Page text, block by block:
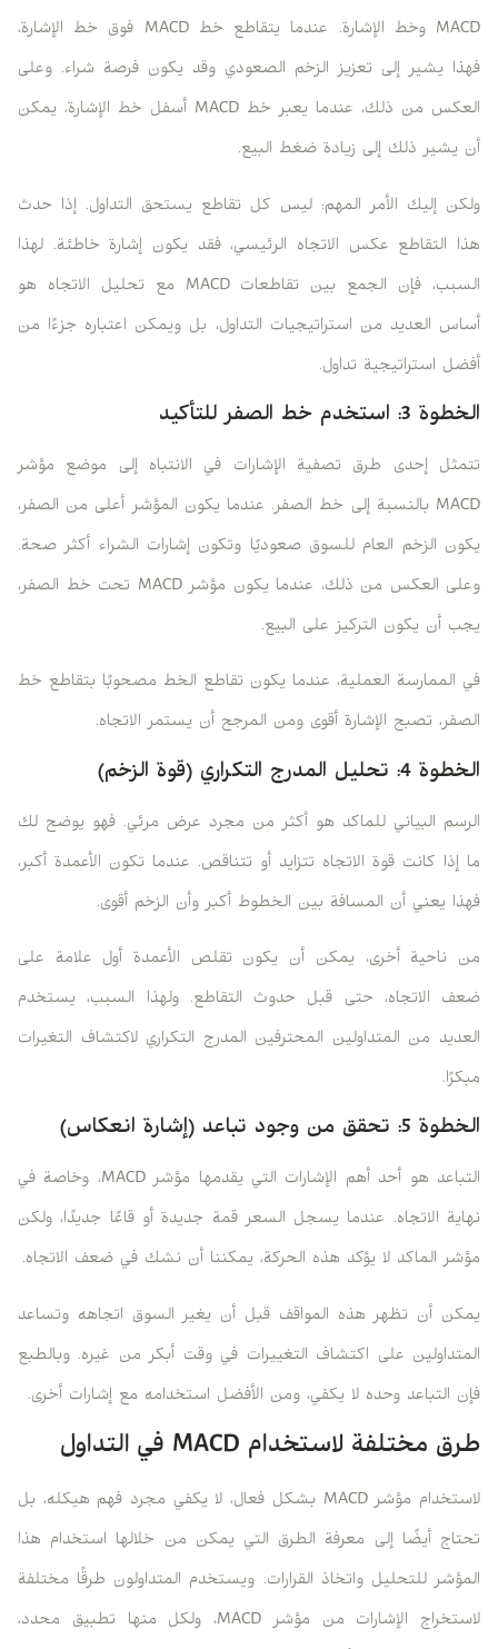
MACD وخط الإشارة. عندما يتقاطع خط MACD فوق خط الإشارة،
فهذا يشير إلى تعزيز الزخم الصعودي وقد يكون فرصة شراء. وعلى
العكس من ذلك، عندما يعبر خط MACD أسفل خط الإشارة، يمكن
أن يشير ذلك إلى زيادة ضغط البيع.
ولكن إليك الأمر المهم: ليس كل تقاطع يستحق التداول. إذا حدث
هذا التقاطع عكس الاتجاه الرئيسي، فقد يكون إشارة خاطئة. لهذا
السبب، فإن الجمع بين تقاطعات MACD مع تحليل الاتجاه هو
أساس العديد من استراتيجيات التداول، بل ويمكن اعتباره جزءًا من
أفضل استراتيجية تداول.
الخطوة 3: استخدم خط الصفر للتأكيد
تتمثل إحدى طرق تصفية الإشارات في الانتباه إلى موضع مؤشر
MACD بالنسبة إلى خط الصفر. عندما يكون المؤشر أعلى من الصفر،
يكون الزخم العام للسوق صعوديًا وتكون إشارات الشراء أكثر صحة.
وعلى العكس من ذلك، عندما يكون مؤشر MACD تحت خط الصفر،
يجب أن يكون التركيز على البيع.
في الممارسة العملية، عندما يكون تقاطع الخط مصحوبًا بتقاطع خط
الصفر، تصبح الإشارة أقوى ومن المرجح أن يستمر الاتجاه.
الخطوة 4: تحليل المدرج التكراري (قوة الزخم)
الرسم البياني للماكد هو أكثر من مجرد عرض مرئي. فهو يوضح لك
ما إذا كانت قوة الاتجاه تتزايد أو تتناقص. عندما تكون الأعمدة أكبر،
فهذا يعني أن المسافة بين الخطوط أكبر وأن الزخم أقوى.
من ناحية أخرى، يمكن أن يكون تقلص الأعمدة أول علامة على
ضعف الاتجاه، حتى قبل حدوث التقاطع. ولهذا السبب، يستخدم
العديد من المتداولين المحترفين المدرج التكراري لاكتشاف التغيرات
مبكرًا.
الخطوة 5: تحقق من وجود تباعد (إشارة انعكاس)
التباعد هو أحد أهم الإشارات التي يقدمها مؤشر MACD، وخاصة في
نهاية الاتجاه. عندما يسجل السعر قمة جديدة أو قاعًا جديدًا، ولكن
مؤشر الماكد لا يؤكد هذه الحركة، يمكننا أن نشك في ضعف الاتجاه.
يمكن أن تظهر هذه المواقف قبل أن يغير السوق اتجاهه وتساعد
المتداولين على اكتشاف التغييرات في وقت أبكر من غيره. وبالطبع
فإن التباعد وحده لا يكفي، ومن الأفضل استخدامه مع إشارات أخرى.
طرق مختلفة لاستخدام MACD في التداول
لاستخدام مؤشر MACD بشكل فعال، لا يكفي مجرد فهم هيكله، بل
تحتاج أيضًا إلى معرفة الطرق التي يمكن من خلالها استخدام هذا
المؤشر للتحليل واتخاذ القرارات. ويستخدم المتداولون طرقًا مختلفة
لاستخراج الإشارات من مؤشر MACD، ولكل منها تطبيق محدد،